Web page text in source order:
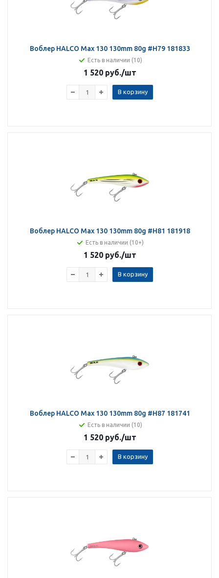
Воблер HALCO Max 130 130mm 80g #H79 181833
Есть в наличии (10)
1 520 руб./шт
В корзину
Воблер HALCO Max 130 130mm 80g #H81 181918
Есть в наличии (10+)
1 520 руб./шт
В корзину
Воблер HALCO Max 130 130mm 80g #H87 181741
Есть в наличии (10)
1 520 руб./шт
В корзину